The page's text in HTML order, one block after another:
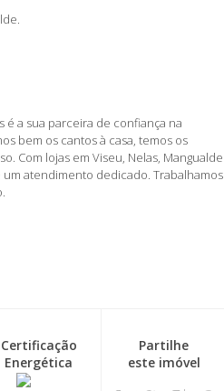
é a sua parceira de confiança na
bem os cantos à casa, temos os
Com lojas em Viseu, Nelas, Mangualde
atendimento dedicado. Trabalhamos
Certificação
Energética
Partilhe
este imóvel